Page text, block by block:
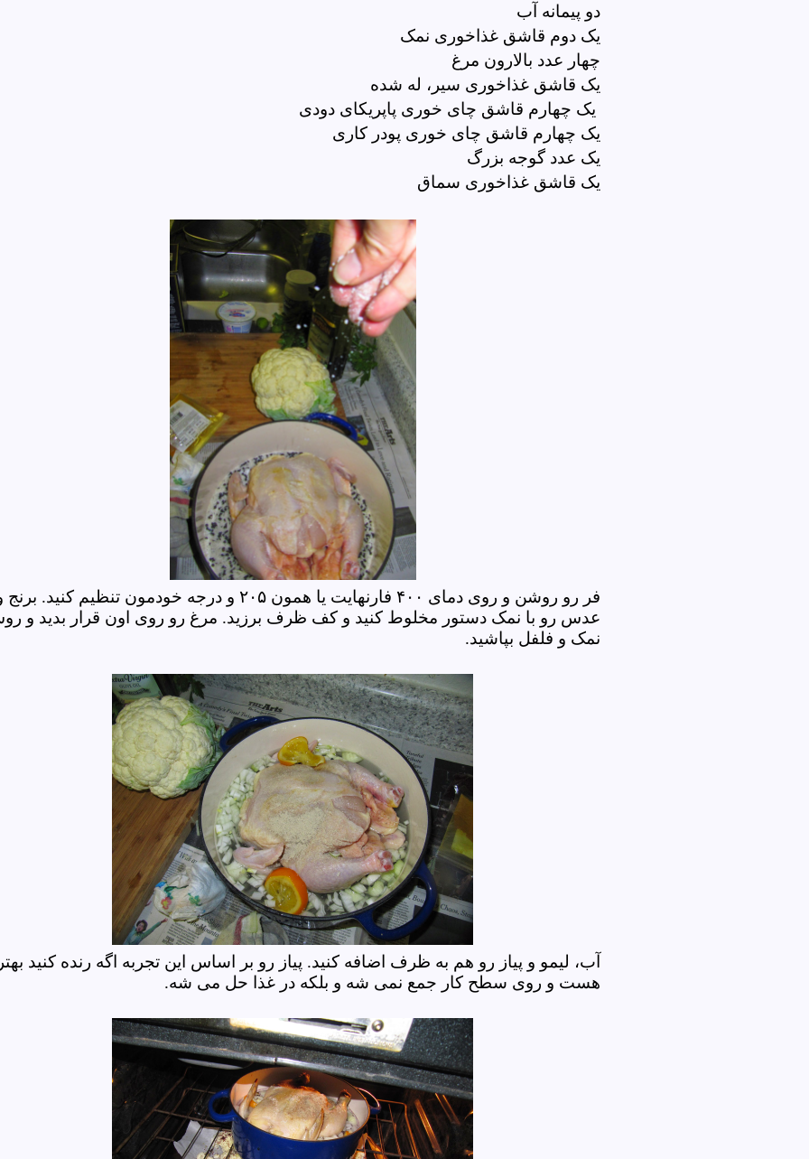
دو پیمانه آب
یک دوم قاشق غذاخوری نمک
چهار عدد بالارون مرغ
یک قاشق غذاخوری سیر، له شده
یک چهارم قاشق چای خوری پاپریکای دودی
یک چهارم قاشق چای خوری پودر کاری
یک عدد گوجه بزرگ
یک قاشق غذاخوری سماق
فر رو روشن و روی دمای ۴۰۰ فارنهایت یا همون ۲۰۵ و درجه خودمون تنظیم کنید.
عدس رو با نمک دستور مخلوط کنید و کف ظرف برزید. مرغ رو روی اون قرار بدید و
نمک و فلفل بپاشید.
آب، لیمو و پیاز رو هم به ظرف اضافه کنید. پیاز رو بر اساس این تجربه اگه رنده کنید
هست و روی سطح کار جمع نمی شه و بلکه در غذا حل می شه.